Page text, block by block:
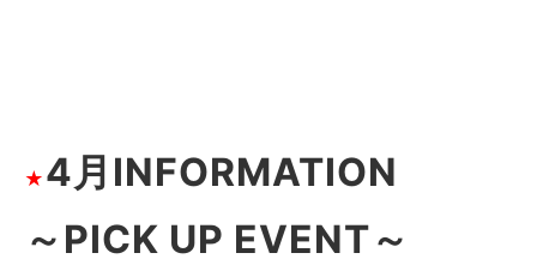
★ 4月INFORMATION
～PICK UP EVENT～